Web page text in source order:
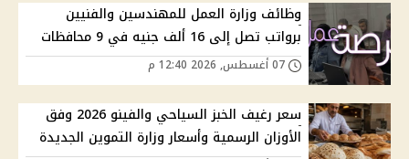
وظائف وزارة العمل للمهندسين والفنيين
برواتب تصل إلى 16 ألف جنيه في 9 محافظات
سعر رغيف الخبز السياحي والفينو 2026 وفق
الأوزان الرسمية وأسعار وزارة التموين الجديدة